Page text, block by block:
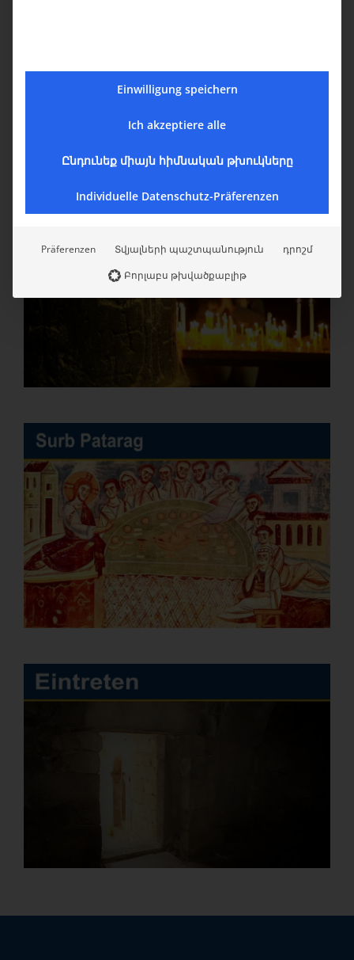
Einwilligung speichern
Ich akzeptiere alle
Ընդունեք միայն հիմնական թխուկները
Individuelle Datenschutz-Präferenzen
Präferenzen Տվյալների պաշտպանություն
դրոշմ
Բորլաբս թխվածքաբլիթ